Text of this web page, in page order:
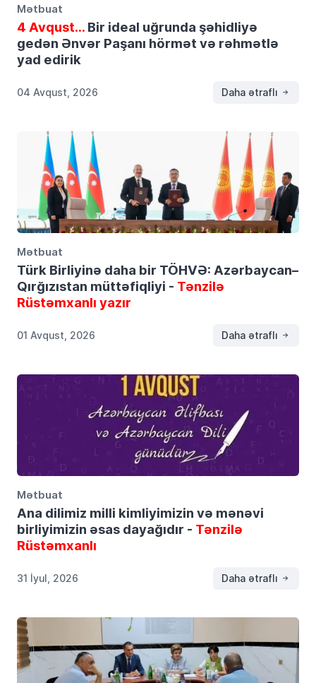
Mətbuat
4 Avqust…Bir ideal uğrunda şəhidliyə
gedən Ənvər Paşanı hörmət və rəhmətlə
yad edirik
04 Avqust, 2026 Daha ətraflı
Mətbuat
Türk Birliyinə daha bir TÖHVƏ: Azərbaycan–
Qırğızıstan müttəfiqliyi - Tənzilə
Rüstəmxanlı yazır
01 Avqust, 2026 Daha ətraflı
Mətbuat
Ana dilimiz milli kimliyimizin və mənəvi
birliyimizin əsas dayağıdır - Tənzilə
Rüstəmxanlı
31 İyul, 2026 Daha ətraflı